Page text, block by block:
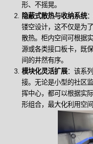
形、不摇晃。
隐蔽式散热与收纳系统
镂空设计，这不仅是为
散热。柜内空间可根据
源或各类接口板卡，既
间的井然有序。
模块化灵活扩展：该系
接。无论是小型的社区
挥中心，都可以根据实
形组合，最大化利用空